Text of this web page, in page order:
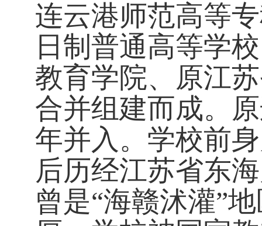
连云港师范高等
日制普通高等学
教育学院、原江
合并组建而成。
年并入。学校前
后历经江苏省东
曾是“海赣沭灌”